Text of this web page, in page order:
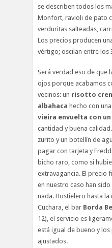
se describen todos los
Monfort, ravioli de pato
verduritas salteadas,
Los precios producen
vértigo; oscilan entre los
Será verdad eso de que
ojos porque acabamos
vecinos: un risotto
albahaca hecho con
vieira envuelta con
cantidad y buena
zurito y un botellín de
pagar con tarjeta y
bicho raro, como si
extravagancia. El precio
en nuestro caso han sido
nada. Hostielero hasta la
Cuchara, el bar Borda
12), el servicio es
está igual de bueno y
ajustados.